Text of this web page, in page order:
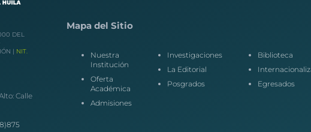
DEL
| NIT.
Calle
Mapa del Sitio
Nuestra
Institución
Oferta
Académica
Admisiones
Investigaciones
La Editorial
Posgrados
Biblioteca
Egresados